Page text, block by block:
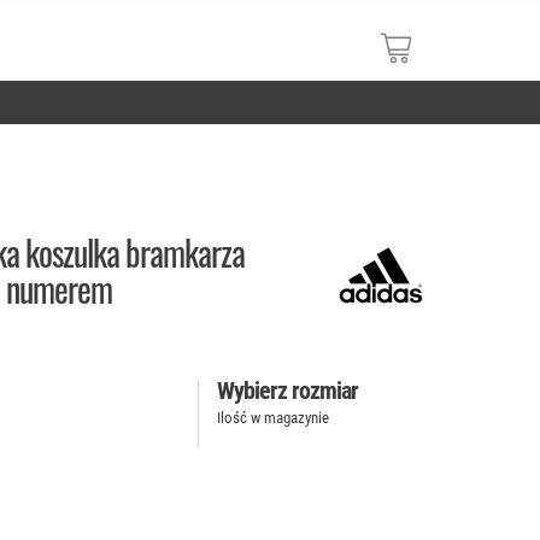
koszulka bramkarza
Wybierz rozmiar
Ilość w magazynie